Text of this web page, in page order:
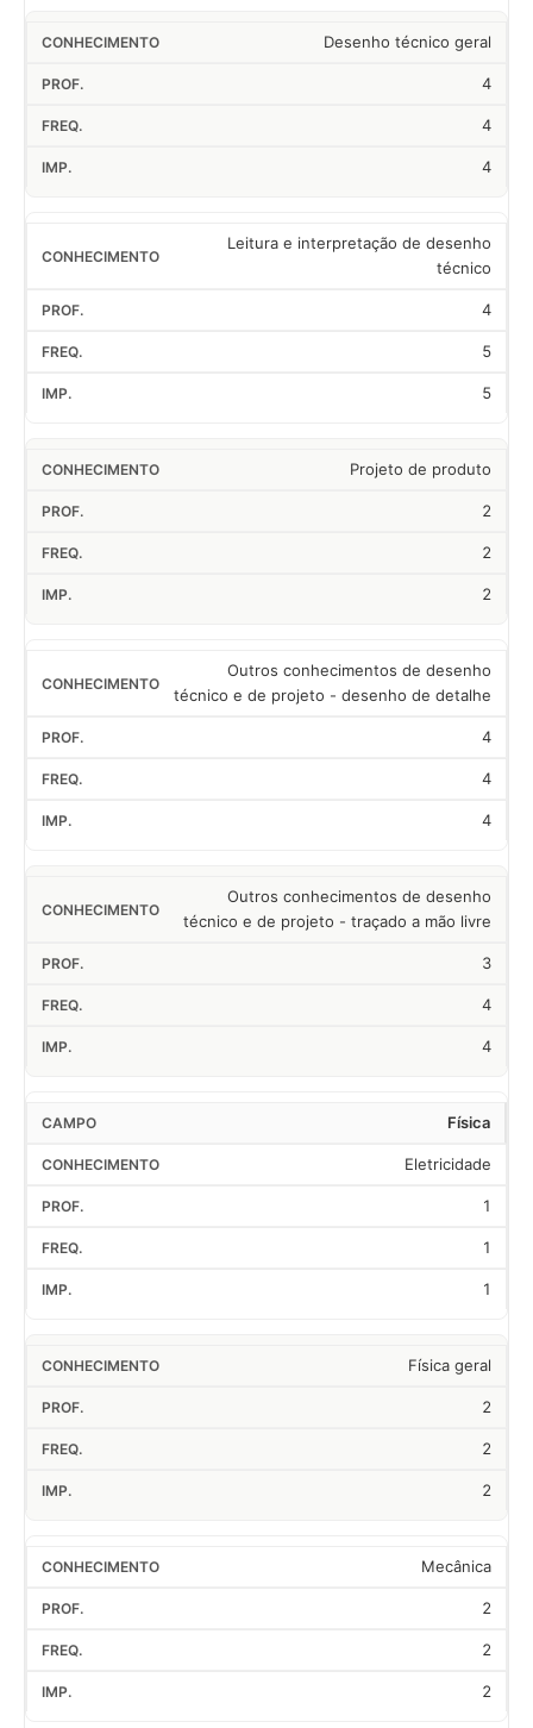
Desenho técnico geral
4
4
4
Leitura e interpretação de desenho
técnico
4
5
5
Projeto de produto
2
2
2
Outros conhecimentos de desenho
técnico e de projeto - desenho de detalhe
4
4
4
Outros conhecimentos de desenho
técnico e de projeto - traçado a mão livre
3
4
4
Física
Eletricidade
1
1
1
Física geral
2
2
2
Mecânica
2
2
2